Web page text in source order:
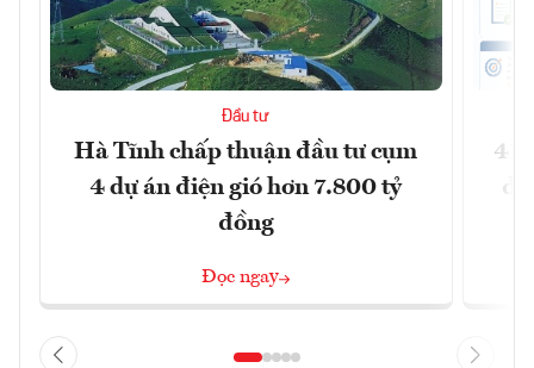
Đầu tư
Hà Tĩnh chấp thuận đầu tư cụm
4 dự án điện gió hơn 7.800 tỷ
đồng
Đọc ngay
41